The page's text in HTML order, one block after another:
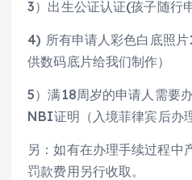
3）出生公证认证(孩子随行
4) 所有申请人彩色白底照
供数码底片给我们制作）
5）满18周岁的申请人需要
NBI证明（入境菲律宾后办理
另：如有在办理手续过程中
罚款费用另行收取。